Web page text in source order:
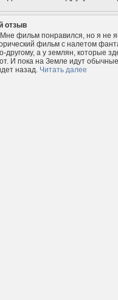
отзыв
фильм понравился, но я не
фильм с налетом
другому, а у землян, которые
И пока на Земле идут
назад. Читать далее